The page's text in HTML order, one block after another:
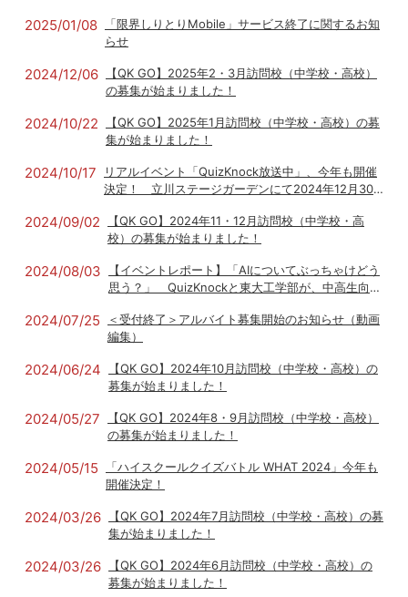
2025/01/08
「限界しりとりMobile」サービス終了に関するお知
らせ
2024/12/06
【QK GO】2025年2・3月訪問校（中学校・高校）
の募集が始まりました！
2024/10/22
【QK GO】2025年1月訪問校（中学校・高校）の募
集が始まりました！
2024/10/17
リアルイベント「QuizKnock放送中」、今年も開催
決定！ 立川ステージガーデンにて2024年12月30
2024/09/02
【QK GO】2024年11・12月訪問校（中学校・高
校）の募集が始まりました！
2024/08/03
【イベントレポート】「AIについてぶっちゃけどう
思う？」 QuizKnockと東大工学部が、中高生向け
実施しました
2024/07/25
＜受付終了＞アルバイト募集開始のお知らせ（動画
編集）
2024/06/24
【QK GO】2024年10月訪問校（中学校・高校）の
募集が始まりました！
2024/05/27
【QK GO】2024年8・9月訪問校（中学校・高校）
の募集が始まりました！
2024/05/15
「ハイスクールクイズバトル WHAT 2024」今年も
開催決定！
2024/03/26
【QK GO】2024年7月訪問校（中学校・高校）の募
集が始まりました！
2024/03/26
【QK GO】2024年6月訪問校（中学校・高校）の
募集が始まりました！